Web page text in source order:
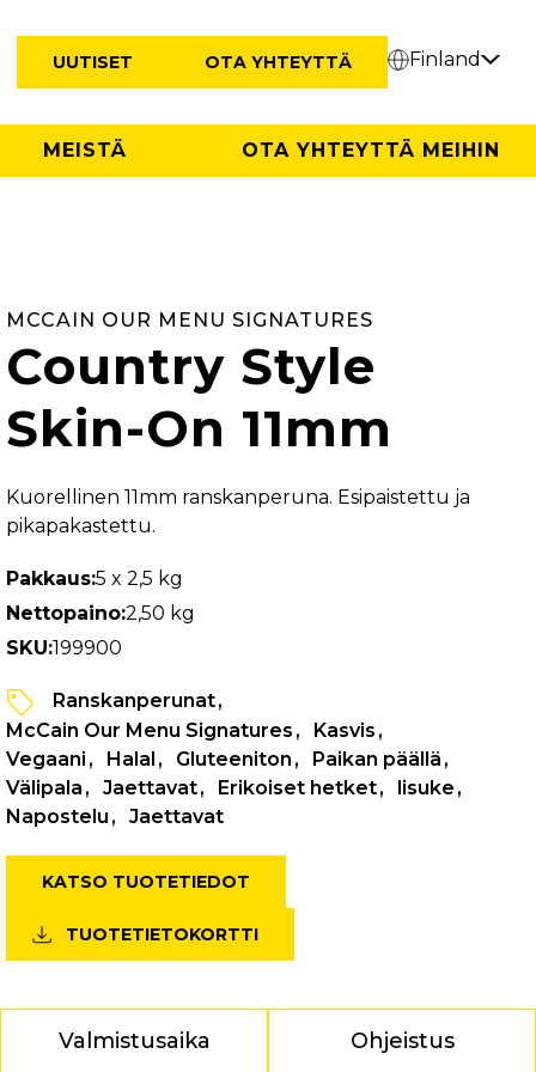
UUTISET OTA YHTEYTTÄ Finland
MEISTÄ OTA YHTEYTTÄ MEIHIN
MCCAIN OUR MENU SIGNATURES
Country Style
Skin-On 11mm
Kuorellinen 11mm ranskanperuna. Esipaistettu ja
pikapakastettu.
Pakkaus:5 x 2,5 kg
Nettopaino:2,50 kg
SKU:199900
Ranskanperunat
McCain Our Menu Signatures
Kasvis
Vegaani
Halal Gluteeniton
Paikan päällä
Välipala
Jaettavat Erikoiset hetket
lisuke
Napostelu
Jaettavat
KATSO TUOTETIEDOT
TUOTETIETOKORTTI
Valmistusaika Ohjeistus